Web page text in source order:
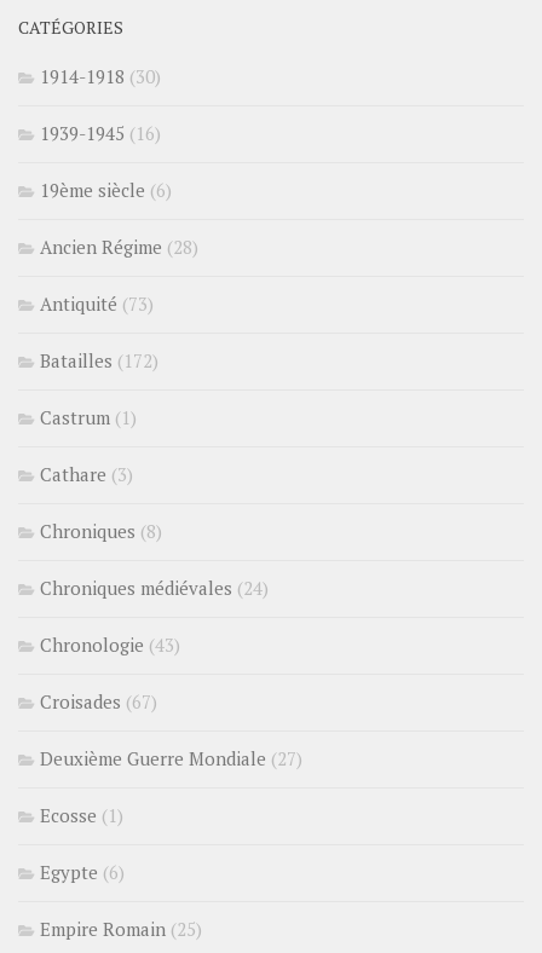
CATÉGORIES
1914-1918 (30)
1939-1945 (16)
19ème siècle (6)
Ancien Régime (28)
Antiquité (73)
Batailles (172)
Castrum (1)
Cathare (3)
Chroniques (8)
Chroniques médiévales (24)
Chronologie (43)
Croisades (67)
Deuxième Guerre Mondiale (27)
Ecosse (1)
Egypte (6)
Empire Romain (25)